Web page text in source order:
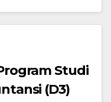
Studi
(D3)